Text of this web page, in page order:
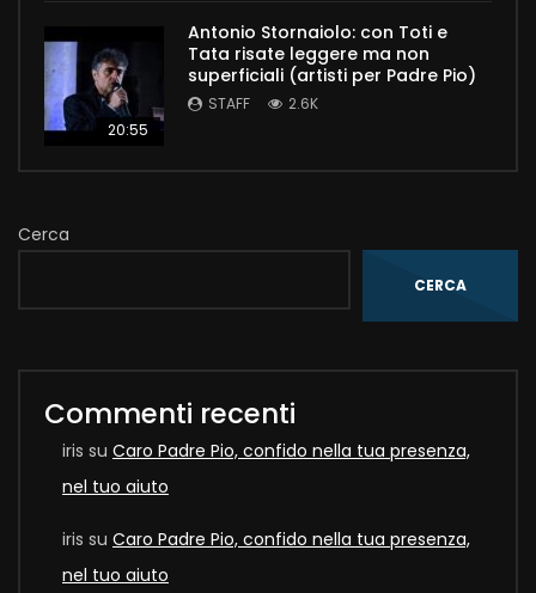
20:55
Antonio Stornaiolo: con Toti e
Tata risate leggere ma non
superficiali (artisti per Padre Pio)
STAFF 2.6K
Cerca
CERCA
Commenti recenti
iris su Caro Padre Pio, confido nella tua presenza,
nel tuo aiuto
iris su Caro Padre Pio, confido nella tua presenza,
nel tuo aiuto